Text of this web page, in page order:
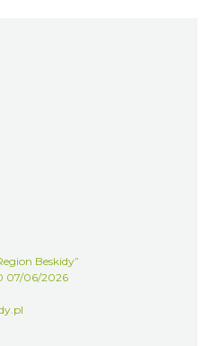
& Moto
Beskidy”
07/06/2026